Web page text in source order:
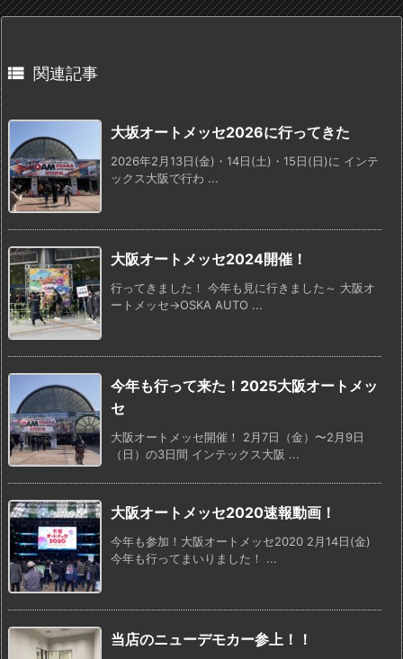
 関連記事
大坂オートメッセ2026に行ってきた
2026年2月13日(金)・14日(土)・15日(日)に インテ
ックス大阪で行わ ...
大阪オートメッセ2024開催！
行ってきました！ 今年も見に行きました～ 大阪オ
ートメッセ→OSKA AUTO ...
今年も行って来た！2025大阪オートメッ
セ
大阪オートメッセ開催！ 2月7日（金）〜2月9日
（日）の3日間 インテックス大阪 ...
大阪オートメッセ2020速報動画！
今年も参加！大阪オートメッセ2020 2月14日(金)
今年も行ってまいりました！ ...
当店のニューデモカー参上！！